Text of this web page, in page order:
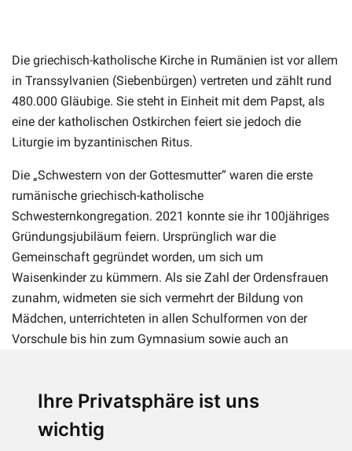
Ihre Privatsphäre ist uns
wichtig
Die griechisch-katholische Kirche in Rumänien ist vor allem
in Transsylvanien (Siebenbürgen) vertreten und zählt rund
480.000 Gläubige. Sie steht in Einheit mit dem Papst, als
eine der katholischen Ostkirchen feiert sie jedoch die
Liturgie im byzantinischen Ritus.
Die „Schwestern von der Gottesmutter“ waren die erste
rumänische griechisch-katholische
Schwesternkongregation. 2021 konnte sie ihr 100jähriges
Gründungsjubiläum feiern. Ursprünglich war die
Gemeinschaft gegründet worden, um sich um
Waisenkinder zu kümmern. Als sie Zahl der Ordensfrauen
zunahm, widmeten sie sich vermehrt der Bildung von
Mädchen, unterrichteten in allen Schulformen von der
Vorschule bis hin zum Gymnasium sowie auch an
Krankenpflege hinzu, und im Zweiten Weltkrieg versorgten
sie die Verwundeten auch auf den Schlachtfeldern.